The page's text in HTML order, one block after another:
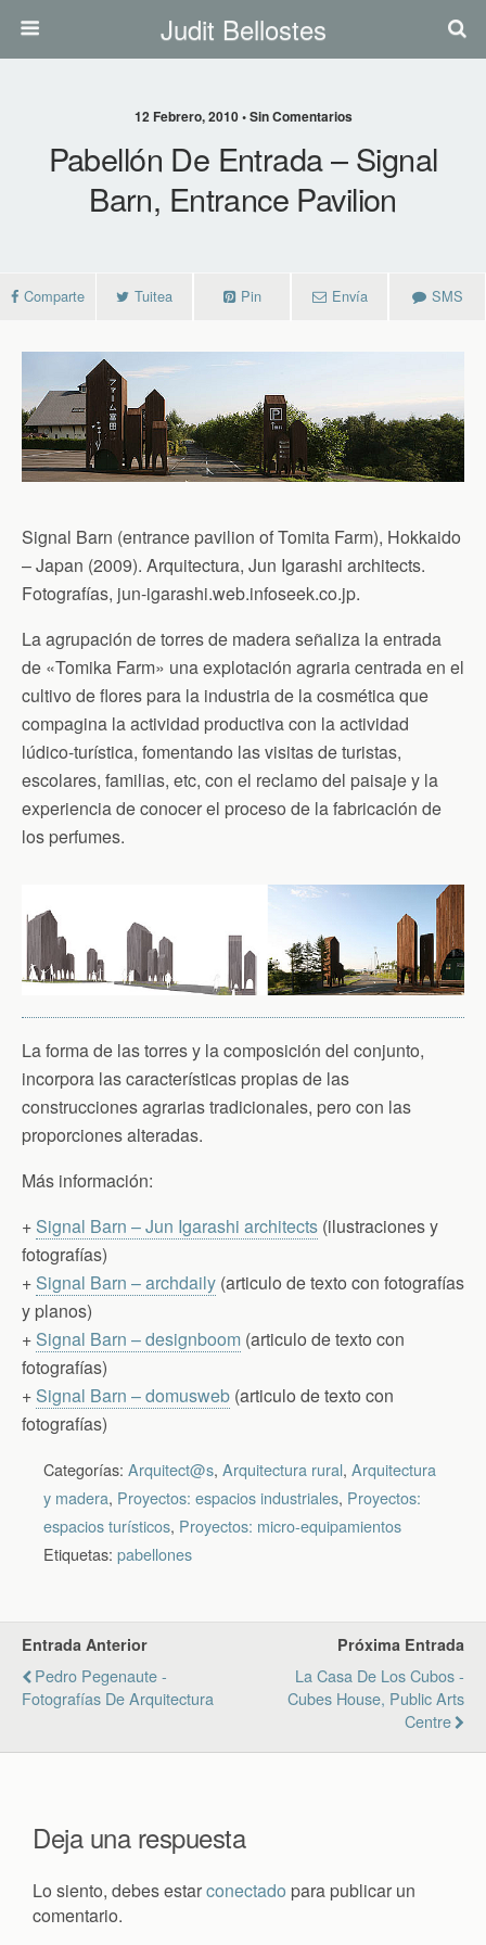
Judit Bellostes
12 Febrero, 2010 • Sin Comentarios
Pabellón De Entrada – Signal
Barn, Entrance Pavilion
Comparte Tuitea Pin Envía SMS
Signal Barn (entrance pavilion of Tomita Farm), Hokkaido
– Japan (2009). Arquitectura, Jun Igarashi architects.
Fotografías, jun-igarashi.web.infoseek.co.jp.
La agrupación de torres de madera señaliza la entrada
de «Tomika Farm» una explotación agraria centrada en el
cultivo de flores para la industria de la cosmética que
compagina la actividad productiva con la actividad
lúdico-turística, fomentando las visitas de turistas,
escolares, familias, etc, con el reclamo del paisaje y la
experiencia de conocer el proceso de la fabricación de
los perfumes.
La forma de las torres y la composición del conjunto,
incorpora las características propias de las
construcciones agrarias tradicionales, pero con las
proporciones alteradas.
Más información:
+ Signal Barn – Jun Igarashi architects (ilustraciones y
fotografías)
+ Signal Barn – archdaily (articulo de texto con fotografías
y planos)
+ Signal Barn – designboom (articulo de texto con
fotografías)
+ Signal Barn – domusweb (articulo de texto con
fotografías)
Categorías: Arquitect@s, Arquitectura rural, Arquitectura
y madera, Proyectos: espacios industriales, Proyectos:
espacios turísticos, Proyectos: micro-equipamientos
Etiquetas: pabellones
Entrada Anterior
Pedro Pegenaute -
Fotografías De Arquitectura
Próxima Entrada
La Casa De Los Cubos -
Cubes House, Public Arts
Centre
Deja una respuesta
Lo siento, debes estarconectado para publicar un
comentario.